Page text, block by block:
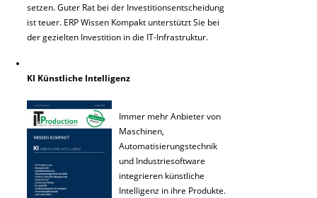
setzen. Guter Rat bei der Investitionsentscheidung
ist teuer. ERP Wissen Kompakt unterstützt Sie bei
der gezielten Investition in die IT-Infrastruktur.
KI Künstliche Intelligenz
Immer mehr Anbieter von
Maschinen,
Automatisierungstechnik
und Industriesoftware
integrieren künstliche
Intelligenz in ihre Produkte.